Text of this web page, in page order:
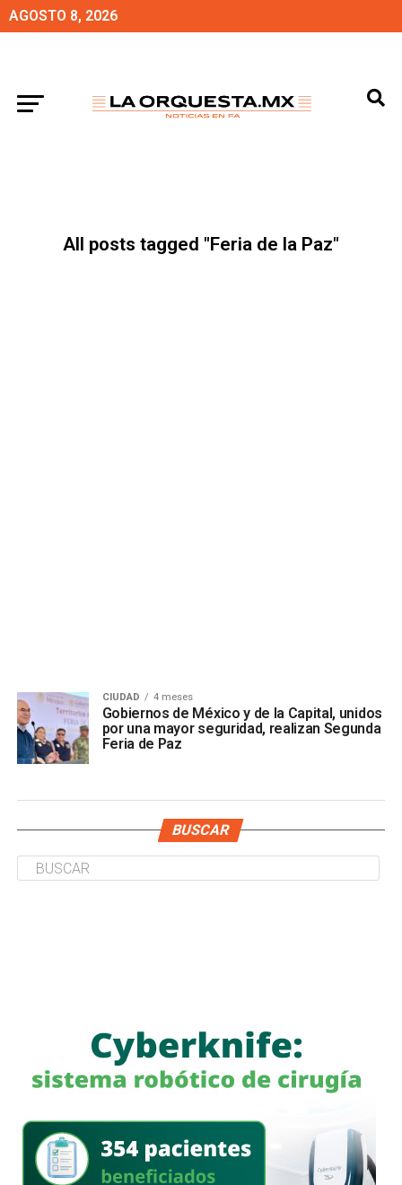
AGOSTO 8, 2026
All posts tagged "Feria de la Paz"
CIUDAD 4 meses
Gobiernos de México y de la Capital, unidos
por una mayor seguridad, realizan Segunda
Feria de Paz
BUSCAR